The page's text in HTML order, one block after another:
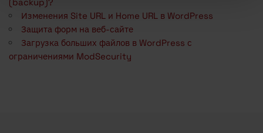
Изменения Site URL и Home URL в WordPress
Защита форм на веб-сайте
Загрузка больших файлов в WordPress с
ограничениями ModSecurity